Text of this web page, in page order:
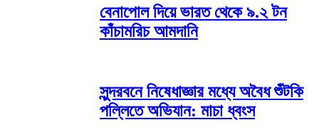
বেনাপোল দিয়ে ভারত থেকে ৯.২ টন
কাঁচামরিচ আমদানি
​সুন্দরবনে নিষেধাজ্ঞার মধ্যে অবৈধ শুঁটকি
পল্লিতে অভিযান: মাচা ধ্বংস